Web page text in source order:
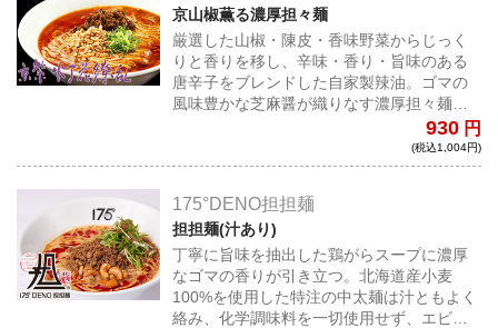
京山椒薫る濃厚担々麺
厳選した山椒・陳皮・香味野菜からじっく
りと香りを移し、辛味・香り・旨味のある
唐辛子をブレンドした自家製辣油。ゴマの
風味豊かな芝麻醤が織りなす濃厚担々麺！
極上スープに合わせる特注細麺に、ロース
トナッツ、自家製坦々ミンチが極上の一杯
を演出する。
930 円
(税込1,004円)
175°DENO担担麺
担担麺(汁あり)
丁寧に旨味を抽出した鶏がらスープに濃厚
なゴマの香りが引き立つ。北海道産小麦
100%を使用した特注の中太麺は汁ともよく
絡み、化学調味料を一切使用せず、エビは